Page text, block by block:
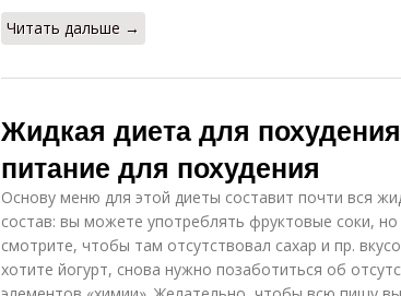
Читать дальше →
Жидкая диета для
питание для похудения
Основу меню для этой диеты составит почти вся
состав: вы можете употреблять фруктовые соки,
смотрите, чтобы там отсутствовал сахар и пр.
хотите йогурт, снова нужно позаботиться об